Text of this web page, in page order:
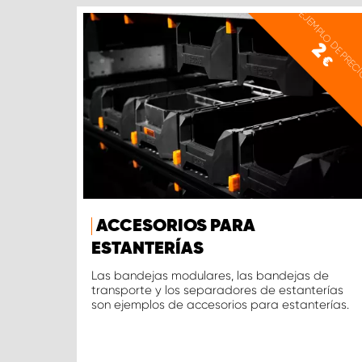
EJEMPLO DE PRECIO
2
€
ACCESORIOS PARA
ESTANTERÍAS
Las bandejas modulares, las bandejas de
transporte y los separadores de estanterías
son ejemplos de accesorios para estanterías.